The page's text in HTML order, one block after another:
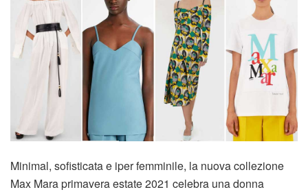
Minimal, sofisticata e iper femminile, la nuova collezione
Max Mara primavera estate 2021 celebra una donna